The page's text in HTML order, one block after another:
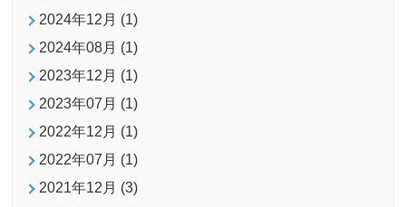
2024年12月 (1)
2024年08月 (1)
2023年12月 (1)
2023年07月 (1)
2022年12月 (1)
2022年07月 (1)
2021年12月 (3)